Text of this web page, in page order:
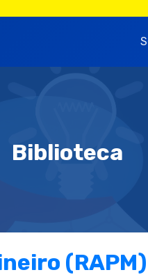
Biblioteca
(RAPM)